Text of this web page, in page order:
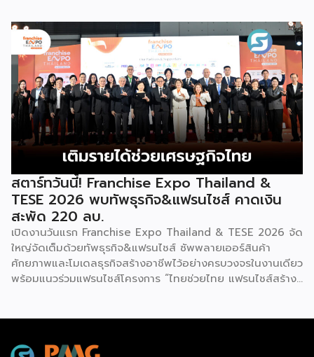
ผ่านชามใส่น้ำที่วางเรียงเอาไว้ โดยต้องทรงตัวด้วยความแม่นยำ
อย่างน่าอัศจรรย์ พร้อมรังสรรค์ลีลาท่ารำอันตื่นตาตื่นใจ ไม่ว่าจะ
เป็นท่านางแอ่นบิน พีระมิดมนุษย์ หรือท่ามังกรพลิกกาย การ
ผสานท่วงทำนอง การเคลื่อนไหว ลมหายใจ และพละกำลังเข้าด้วย
กันอย่างสมบูรณ์แบบนี้เอง ที่หล่อหลอมให้เกิดเป็นสุนทรียศาสตร์
อันเป็นเอกลักษณ์ของศิลปะโบราณชนิดนี้ นับตั้งแต่คริสต์
ทศวรรษ 1990 เป็นต้นมา กุนซานจูได้รับการยอมรับอย่างกว้าง
ขวางทั้งในและต่างประเทศ […]
2026 ให้แก่ผู้ประกอบธุรกิจแฟรนไชส์ที่อยู่ในการส่งเสริมสนับสนุน
ของกรมฯ นายพูนพงษ์ นัยนาภากรณ์ อธิบดีกรมพัฒนาธุรกิจ
การค้า กระทรวงพาณิชย์ เปิดเผยภายหลังเป็นประธานเปิดงาน
“งานแฟรนไชส์ เอ็กซ์โป ไทยแลนด์ บาย สมาร์ท เอสเอ็มอี เอ็กซ์
โป (Franchise Expo Thailand by Smart SME Expo)” ซึ่ง
เป็นงานแสดงธุรกิจแฟรนไชส์ชั้นนำที่จัดขึ้นโดย บริษัท พีเอ็มจี
คอร์ปอเรชัน จำกัด เพื่อยกระดับศักยภาพของผู้ประกอบการและ
เจ้าของธุรกิจที่ต้องการขยายกิจการผ่านระบบแฟรนไชส์ […]
สตาร์ทวันนี้! Franchise Expo Thailand &
TESE 2026 พบทัพธุรกิจ&แฟรนไชส์ คาดเงิน
สะพัด 220 ลบ.
เปิดงานวันแรก Franchise Expo Thailand & TESE 2026 จัด
ใหญ่จัดเต็มด้วยทัพธุรกิจ&แฟรนไชส์ ซัพพลายเออร์สินค้า
ศักยภาพและโมเดลธุรกิจสร้างอาชีพไว้อย่างครบวงจรในงานเดียว
พร้อมแนวร่วมแฟรนไชส์โครงการ “ไทยช่วยไทย แฟรนไชส์สร้าง